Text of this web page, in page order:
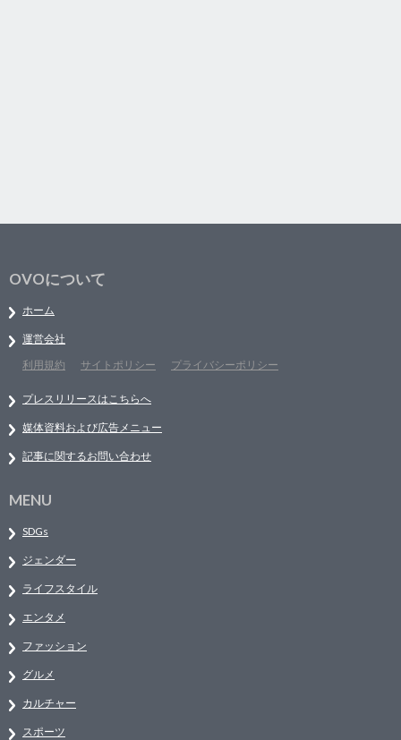
OVOについて
ホーム
運営会社
利用規約
サイトポリシー プライバシーポリシー
プレスリリースはこちらへ
媒体資料および広告メニュー
記事に関するお問い合わせ
MENU
SDGs
ジェンダー
ライフスタイル
エンタメ
ファッション
グルメ
カルチャー
スポーツ